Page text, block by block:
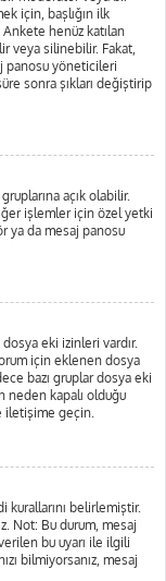
için, başlığın ilk
Ankete henüz katılan
veya silinebilir. Fakat,
panosu yöneticileri
sonra şıkları değiştirip
açık olabilir.
işlemler için özel yetki
ya da mesaj panosu
eki izinleri vardır.
için eklenen dosya
bazı gruplar dosya eki
kapalı olduğu
iletişime geçin.
kurallarını belirlemiştir.
Not: Bu durum, mesaj
bu uyarı ile ilgili
bilmiyorsanız, mesaj